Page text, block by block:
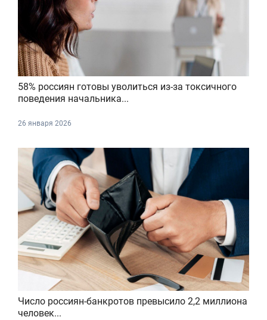
58% россиян готовы уволиться из-за токсичного
поведения начальника...
26 января 2026
Число россиян-банкротов превысило 2,2 миллиона
человек...